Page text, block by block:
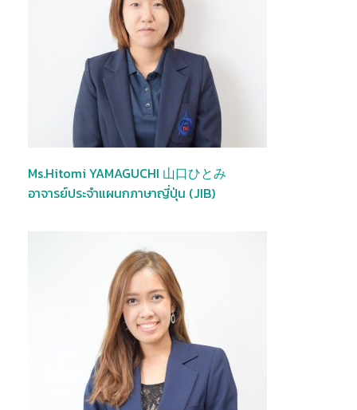
Ms.Hitomi YAMAGUCHI 山口ひとみ
อาจารย์ประจำแผนกภาษาญี่ปุ่น (JIB)